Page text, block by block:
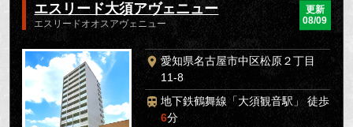
エスリード大須アヴェニュー
エスリードオオスアヴェニュー
更新
08/09
愛知県名古屋市中区松原２丁目
11-8
地下鉄鶴舞線「大須観音駅」 徒歩
6分